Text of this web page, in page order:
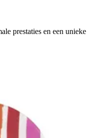
prestaties en een unieke